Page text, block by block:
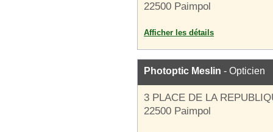
22500 Paimpol
Afficher les détails
Photoptic Meslin - Opticien
3 PLACE DE LA
22500 Paimpol